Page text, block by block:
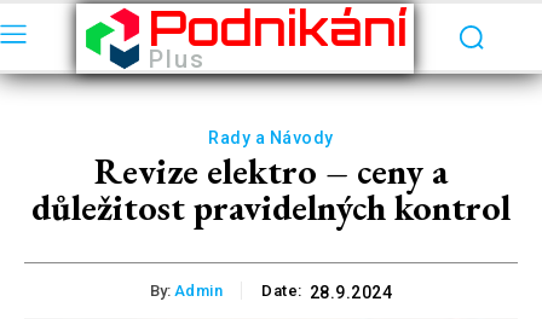
Podnikání
Plus
Rady a Návody
Revize elektro – ceny a
důležitost pravidelných kontrol
By: Admin Date: 28.9.2024